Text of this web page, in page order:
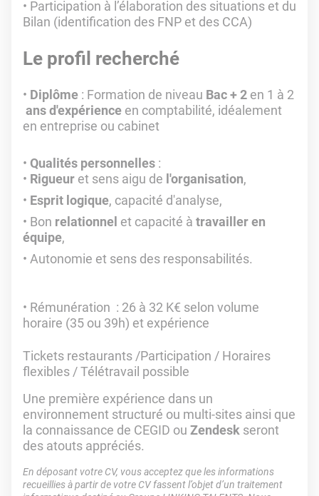
Participation à l’élaboration des situations et du
Bilan (identification des FNP et des CCA)
Le profil recherché
Diplôme : Formation de niveau Bac + 2 en 1 à 2
ans d'expérience en comptabilité, idéalement
en entreprise ou cabinet
Qualités personnelles :
Rigueur et sens aigu de l'organisation,
Esprit logique, capacité d'analyse,
Bon relationnel et capacité à travailler en
équipe,
Autonomie et sens des responsabilités.
Rémunération : 26 à 32 K€ selon volume
horaire (35 ou 39h) et expérience
Tickets restaurants /Participation / Horaires
flexibles / Télétravail possible
Une première expérience dans un
environnement structuré ou multi-sites ainsi que
la connaissance de CEGID ou Zendesk seront
des atouts appréciés.
En déposant votre CV, vous acceptez que les informations
recueillies à partir de votre CV fassent l’objet d’un traitement